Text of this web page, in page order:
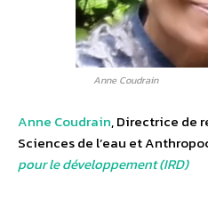
Anne Coudrain
Anne Coudrain, Directrice de
Sciences de l’eau et
pour le développement (IRD)